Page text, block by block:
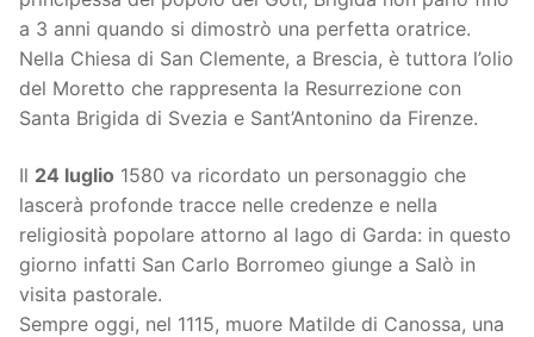
a 3 anni quando si dimostrò una perfetta oratrice.
Nella Chiesa di San Clemente, a Brescia, è tuttora l’olio
del Moretto che rappresenta la Resurrezione con
Santa Brigida di Svezia e Sant’Antonino da Firenze.
Il 24 luglio 1580 va ricordato un personaggio che
lascerà profonde tracce nelle credenze e nella
religiosità popolare attorno al lago di Garda: in questo
giorno infatti San Carlo Borromeo giunge a Salò in
visita pastorale.
Sempre oggi, nel 1115, muore Matilde di Canossa, una